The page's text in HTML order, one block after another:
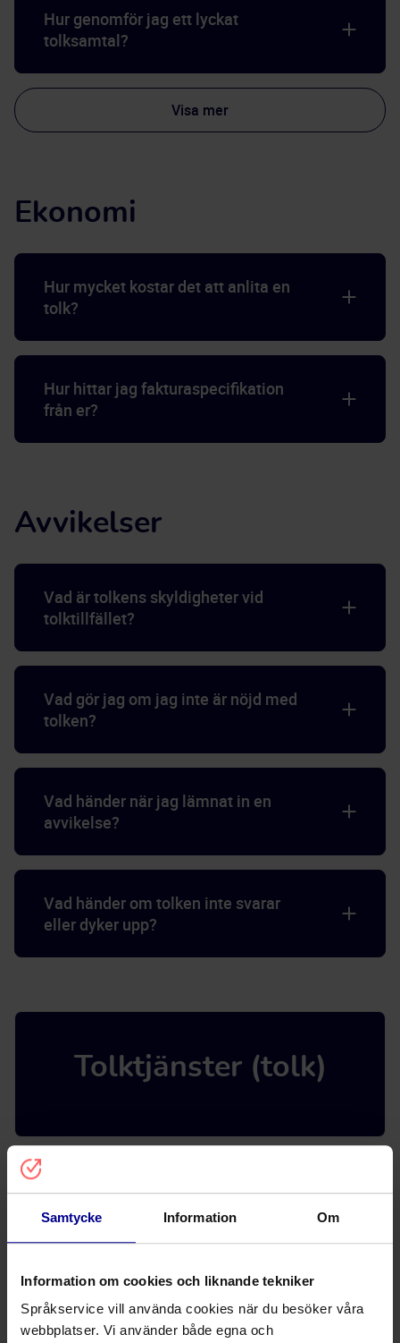
Samtycke Information Om
Information om cookies och liknande tekniker
Språkservice vill använda cookies när du besöker våra
webbplatser. Vi använder både egna och
Hur genomför jag ett lyckat
tolksamtal?
Visa mer
Ekonomi
Hur mycket kostar det att anlita en
tolk?
Hur hittar jag fakturaspecifikation
från er?
Avvikelser
Vad är tolkens skyldigheter vid
tolktillfället?
Vad gör jag om jag inte är nöjd med
tolken?
Vad händer när jag lämnat in en
avvikelse?
Vad händer om tolken inte svarar
eller dyker upp?
Tolktjänster (tolk)
Ny tolk
Hur blir jag tolk hos er?